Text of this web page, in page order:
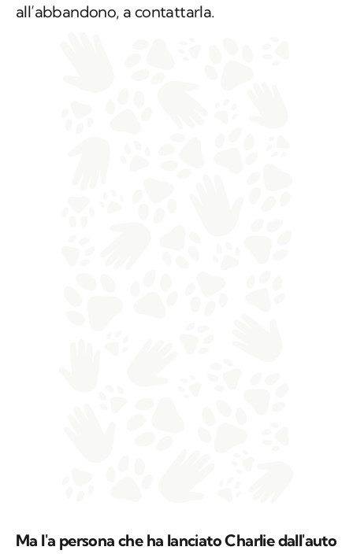
all’abbandono, a contattarla.
Ma l'a persona che ha lanciato Charlie dall'auto